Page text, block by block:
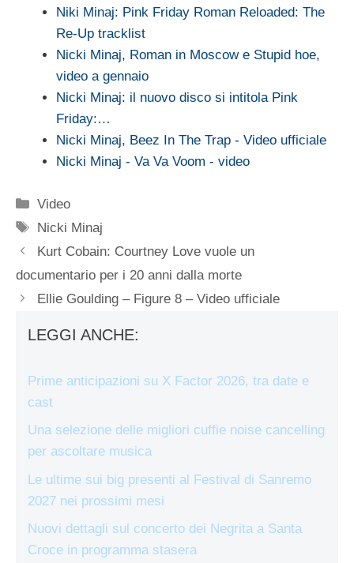
Niki Minaj: Pink Friday Roman Reloaded: The
Re-Up tracklist
Nicki Minaj, Roman in Moscow e Stupid hoe,
video a gennaio
Nicki Minaj: il nuovo disco si intitola Pink
Friday:…
Nicki Minaj, Beez In The Trap - Video ufficiale
Nicki Minaj - Va Va Voom - video
Categorie
Video
Tag
Nicki Minaj
Kurt Cobain: Courtney Love vuole un
documentario per i 20 anni dalla morte
Ellie Goulding – Figure 8 – Video ufficiale
LEGGI ANCHE:
Prime anticipazioni su X Factor 2026, tra date e
cast
Una selezione delle migliori cuffie noise cancelling
per ascoltare musica
Le ultime sui big presenti al Festival di Sanremo
2027 nei prossimi mesi
Nuovi dettagli sul concerto dei Negrita a Santa
Croce in programma stasera